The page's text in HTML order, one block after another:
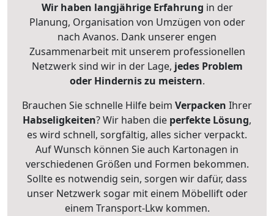
Wir haben langjährige Erfahrung in der
Planung, Organisation von Umzügen von oder
nach Avanos. Dank unserer engen
Zusammenarbeit mit unserem professionellen
Netzwerk sind wir in der Lage, jedes Problem
oder Hindernis zu meistern.
Brauchen Sie schnelle Hilfe beim Verpacken Ihrer
Habseligkeiten? Wir haben die perfekte Lösung,
es wird schnell, sorgfältig, alles sicher verpackt.
Auf Wunsch können Sie auch Kartonagen in
verschiedenen Größen und Formen bekommen.
Sollte es notwendig sein, sorgen wir dafür, dass
unser Netzwerk sogar mit einem Möbellift oder
einem Transport-Lkw kommen.